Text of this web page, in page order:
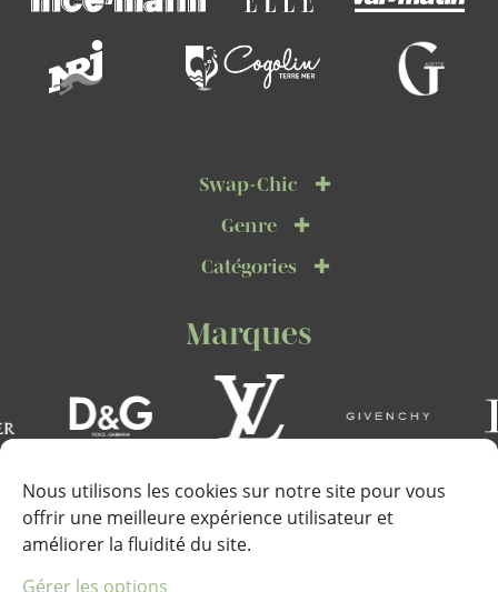
Nous utilisons les cookies sur notre site pour vous
offrir une meilleure expérience utilisateur et
améliorer la fluidité du site.
Gérer les options
Swap-Chic
Genre
Catégories
Marques